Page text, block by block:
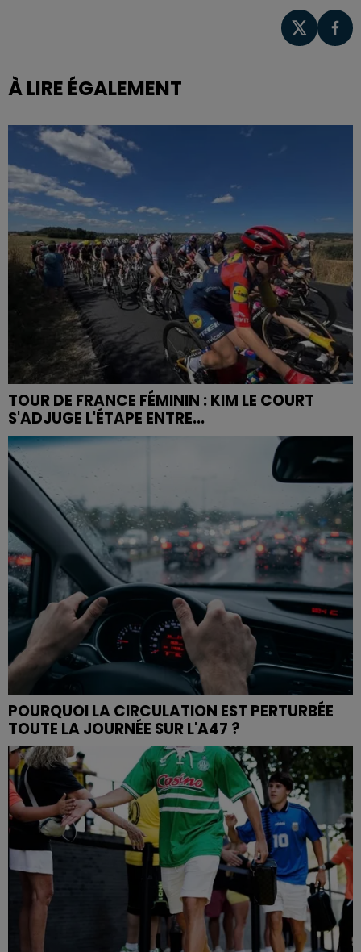
À LIRE ÉGALEMENT
TOUR DE FRANCE FÉMININ : KIM LE COURT
S'ADJUGE L'ÉTAPE ENTRE...
POURQUOI LA CIRCULATION EST PERTURBÉE
TOUTE LA JOURNÉE SUR L'A47 ?